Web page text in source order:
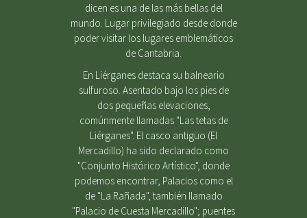
dicen es una de las más bellas del
mundo. Lugar privilegiado desde donde
poder visitar los lugares emblemáticos
de Cantabria.
En Liérganes destaca su balneario
sulfuroso. Asentado bajo los pies de
dos pequeñas elevaciones,
comúnmente llamadas "Las tetas de
Liérganes". El casco antigüo (El
Mercadillo) ha sido declarado como
"Conjunto Histórico Artístico", donde
podemos encontrar, Palacios como el
de "La Rañada", también llamado
"Palacio de Cuesta Mercadillo"; puentes